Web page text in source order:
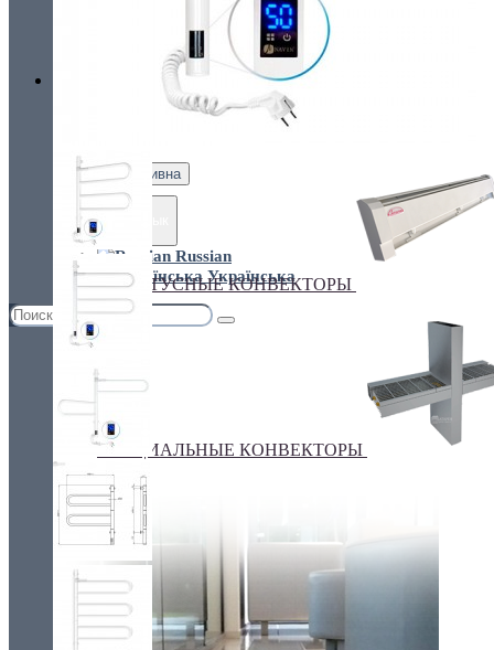
Украина, г.Киев. ул. Кирилловская,160А
грн. Гривна
Russian
Українська
НАСТЕННЫЕ КОНВЕКТОРЫ
ПЛИНТУСНЫЕ КОНВЕКТОРЫ
СПЕЦИАЛЬНЫЕ КОНВЕКТОРЫ